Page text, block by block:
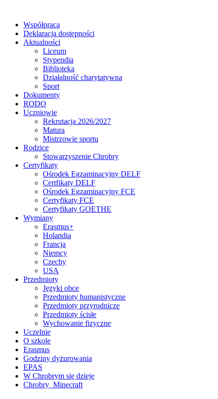
Współpraca
Deklaracja dostępności
Aktualności
Liceum
Stypendia
Biblioteka
Działalność charytatywna
Sport
Dokumenty
RODO
Uczniowie
Rekrutacja 2026/2027
Matura
Mistrzowie sportu
Rodzice
Stowarzyszenie Chrobry
Certyfikaty
Ośrodek Egzaminacyjny DELF
Certfikaty DELF
Ośrodek Egzaminacyjny FCE
Certyfikaty FCE
Certyfikaty GOETHE
Wymiany
Erasmus+
Holandia
Francja
Niemcy
Czechy
USA
Przedmioty
Języki obce
Przedmioty humanistyczne
Przedmioty przyrodnicze
Przedmioty ścisłe
Wychowanie fizyczne
Uczelnie
O szkole
Erasmus
Godziny dyżurowania
EPAS
W Chrobrym się dzieje
Chrobry_Minecraft